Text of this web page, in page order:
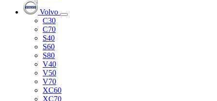
Volvo
C30
C70
S40
S60
S80
V40
V50
V70
XC60
XC70